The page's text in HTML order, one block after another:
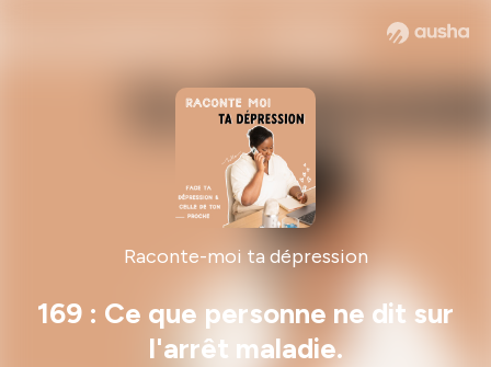
Raconte-moi ta dépression
169 : Ce que personne ne dit sur
l'arrêt maladie.